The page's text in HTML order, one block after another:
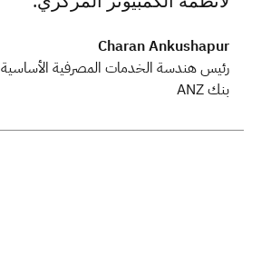
Charan Ankushapur
رئيس هندسة الخدمات المصرفية الأساسية
بنك ANZ